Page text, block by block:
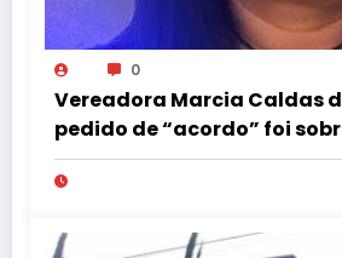
0
Vereadora Marcia Caldas
pedido de “acordo” foi
institucional